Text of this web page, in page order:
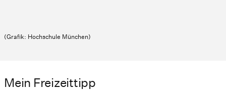
(Grafik: Hochschule München)
Mein Freizeittipp